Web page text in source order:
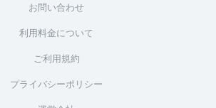
お問い合わせ
利用料金について
ご利用規約
プライバシーポリシー